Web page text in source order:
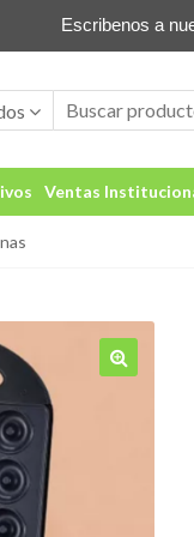
Escribenos a
Ventas